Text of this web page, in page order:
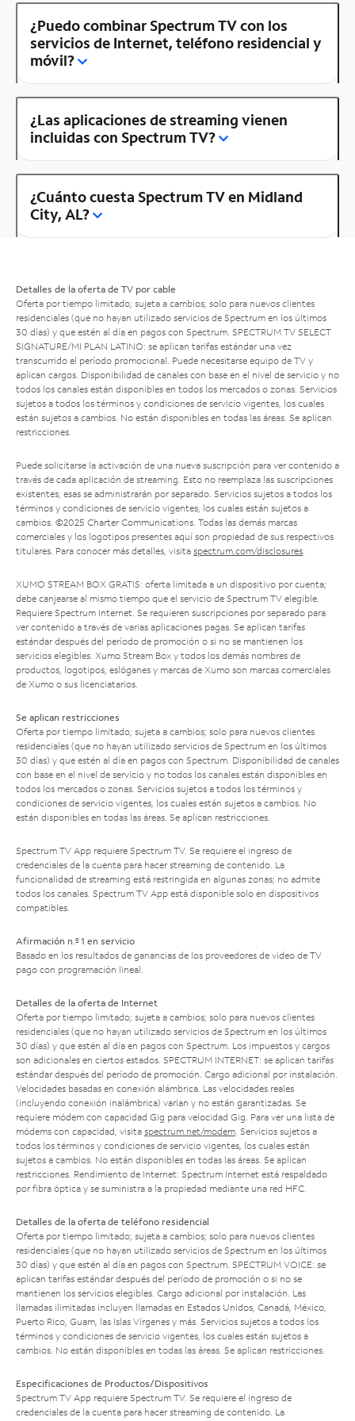
¿Puedo combinar Spectrum TV con los
servicios de Internet, teléfono residencial y
móvil?
¿Las aplicaciones de streaming vienen
incluidas con Spectrum TV?
¿Cuánto cuesta Spectrum TV en Midland
City, AL?
Detalles de la oferta de TV por cable
Oferta por tiempo limitado; sujeta a cambios; solo para nuevos clientes
residenciales (que no hayan utilizado servicios de Spectrum en los últimos
30 días) y que estén al día en pagos con Spectrum. SPECTRUM TV SELECT
SIGNATURE/MI PLAN LATINO: se aplican tarifas estándar una vez
transcurrido el período promocional. Puede necesitarse equipo de TV y
aplican cargos. Disponibilidad de canales con base en el nivel de servicio y no
todos los canales están disponibles en todos los mercados o zonas. Servicios
sujetos a todos los términos y condiciones de servicio vigentes, los cuales
están sujetos a cambios. No están disponibles en todas las áreas. Se aplican
restricciones.
Puede solicitarse la activación de una nueva suscripción para ver contenido a
través de cada aplicación de streaming. Esto no reemplaza las suscripciones
existentes; esas se administrarán por separado. Servicios sujetos a todos los
términos y condiciones de servicio vigentes, los cuales están sujetos a
cambios. ©2025 Charter Communications. Todas las demás marcas
comerciales y los logotipos presentes aquí son propiedad de sus respectivos
titulares. Para conocer más detalles, visita spectrum.com/disclosures.
XUMO STREAM BOX GRATIS: oferta limitada a un dispositivo por cuenta;
debe canjearse al mismo tiempo que el servicio de Spectrum TV elegible.
Requiere Spectrum Internet. Se requieren suscripciones por separado para
ver contenido a través de varias aplicaciones pagas. Se aplican tarifas
estándar después del período de promoción o si no se mantienen los
servicios elegibles. Xumo Stream Box y todos los demás nombres de
productos, logotipos, eslóganes y marcas de Xumo son marcas comerciales
de Xumo o sus licenciatarios.
Se aplican restricciones
Oferta por tiempo limitado; sujeta a cambios; solo para nuevos clientes
residenciales (que no hayan utilizado servicios de Spectrum en los últimos
30 días) y que estén al día en pagos con Spectrum. Disponibilidad de canales
con base en el nivel de servicio y no todos los canales están disponibles en
todos los mercados o zonas. Servicios sujetos a todos los términos y
condiciones de servicio vigentes, los cuales están sujetos a cambios. No
están disponibles en todas las áreas. Se aplican restricciones.
Spectrum TV App requiere Spectrum TV. Se requiere el ingreso de
credenciales de la cuenta para hacer streaming de contenido. La
funcionalidad de streaming está restringida en algunas zonas; no admite
todos los canales. Spectrum TV App está disponible solo en dispositivos
compatibles.
Afirmación n.º 1 en servicio
Basado en los resultados de ganancias de los proveedores de video de TV
pago con programación lineal.
Detalles de la oferta de Internet
Oferta por tiempo limitado; sujeta a cambios; solo para nuevos clientes
residenciales (que no hayan utilizado servicios de Spectrum en los últimos
30 días) y que estén al día en pagos con Spectrum. Los impuestos y cargos
son adicionales en ciertos estados. SPECTRUM INTERNET: se aplican tarifas
estándar después del período de promoción. Cargo adicional por instalación.
Velocidades basadas en conexión alámbrica. Las velocidades reales
(incluyendo conexión inalámbrica) varían y no están garantizadas. Se
requiere módem con capacidad Gig para velocidad Gig. Para ver una lista de
módems con capacidad, visita spectrum.net/modem. Servicios sujetos a
todos los términos y condiciones de servicio vigentes, los cuales están
sujetos a cambios. No están disponibles en todas las áreas. Se aplican
restricciones. Rendimiento de Internet: Spectrum Internet está respaldado
por fibra óptica y se suministra a la propiedad mediante una red HFC.
Detalles de la oferta de teléfono residencial
Oferta por tiempo limitado; sujeta a cambios; solo para nuevos clientes
residenciales (que no hayan utilizado servicios de Spectrum en los últimos
30 días) y que estén al día en pagos con Spectrum. SPECTRUM VOICE: se
aplican tarifas estándar después del período de promoción o si no se
mantienen los servicios elegibles. Cargo adicional por instalación. Las
llamadas ilimitadas incluyen llamadas en Estados Unidos, Canadá, México,
Puerto Rico, Guam, las Islas Vírgenes y más. Servicios sujetos a todos los
términos y condiciones de servicio vigentes, los cuales están sujetos a
cambios. No están disponibles en todas las áreas. Se aplican restricciones.
Especificaciones de Productos/Dispositivos
Spectrum TV App requiere Spectrum TV. Se requiere el ingreso de
credenciales de la cuenta para hacer streaming de contenido. La